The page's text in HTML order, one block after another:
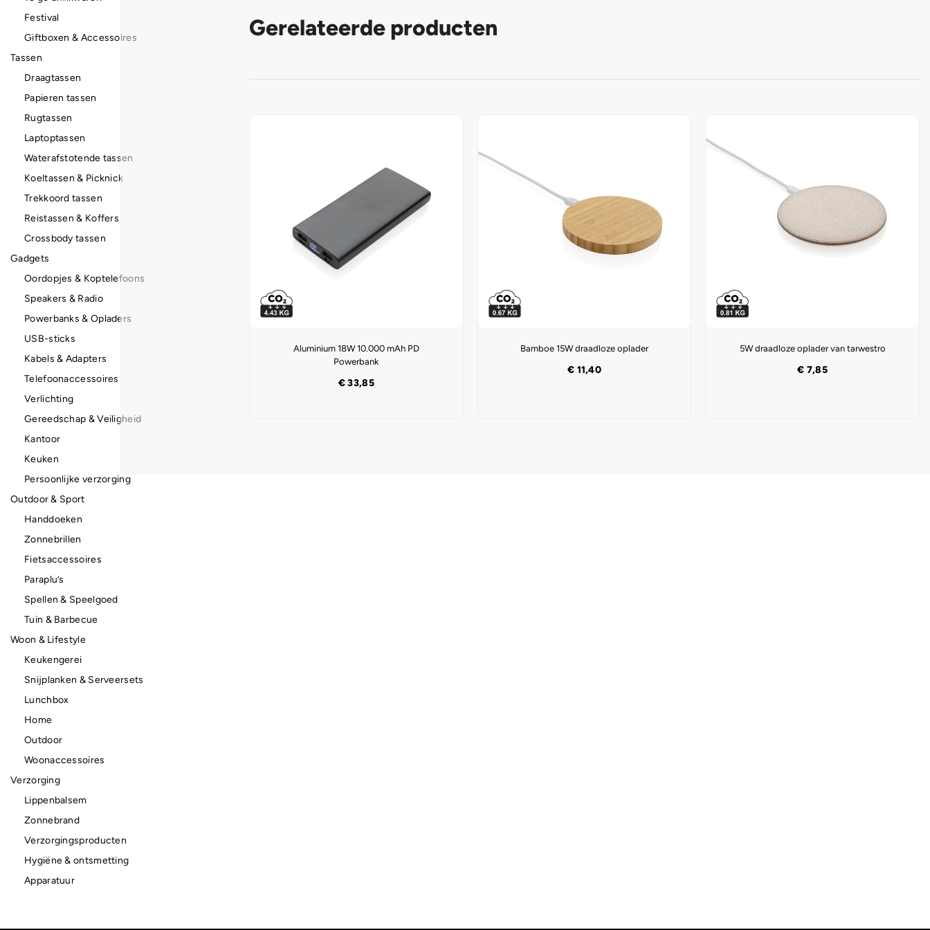
Gerelateerde producten
Aluminium 18W 10.000 mAh PD
Powerbank
€33,85
Bamboe 15W draadloze oplader
€ 11,40
5W draadloze oplader van tarwestro
€ 7,85
Festival
Giftboxen & Accessoires
Tassen
Draagtassen
Papieren tassen
Rugtassen
Laptoptassen
Waterafstotende tassen
Koeltassen & Picknick
Trekkoord tassen
Reistassen & Koffers
Crossbody tassen
Gadgets
Oordopjes & Koptelefoons
Speakers & Radio
Powerbanks & Opladers
USB-sticks
Kabels & Adapters
Telefoonaccessoires
Verlichting
Gereedschap & Veiligheid
Kantoor
Keuken
Persoonlijke verzorging
Outdoor & Sport
Handdoeken
Zonnebrillen
Fietsaccessoires
Paraplu’s
Spellen & Speelgoed
Tuin & Barbecue
Woon & Lifestyle
Keukengerei
Snijplanken & Serveersets
Lunchbox
Home
Outdoor
Woonaccessoires
Verzorging
Lippenbalsem
Zonnebrand
Verzorgingsproducten
Hygiëne & ontsmetting
Apparatuur